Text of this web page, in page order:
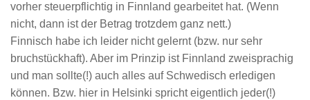
vorher steuerpflichtig in Finnland gearbeitet hat. (Wenn
nicht, dann ist der Betrag trotzdem ganz nett.)
Finnisch habe ich leider nicht gelernt (bzw. nur sehr
bruchstückhaft). Aber im Prinzip ist Finnland zweisprachig
und man sollte(!) auch alles auf Schwedisch erledigen
können. Bzw. hier in Helsinki spricht eigentlich jeder(!)